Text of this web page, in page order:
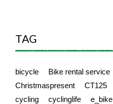
TAG
bicycle Bike rental service
Christmaspresent
CT125
cycling
cyclinglife e_bike